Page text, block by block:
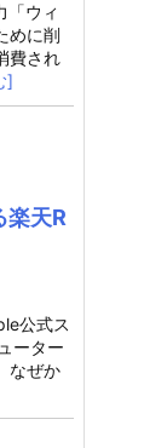
「ウィ
めに削
費され
]
天R
公式ス
ーター
なぜか